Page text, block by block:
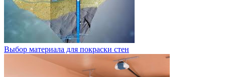
Выбор материала для покраски стен